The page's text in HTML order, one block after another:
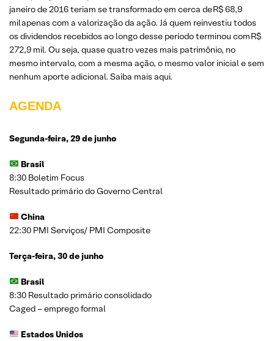
janeiro de 2016 teriam se transformado em cerca de R$ 68,9
mil apenas com a valorização da ação. Já quem reinvestiu todos
os dividendos recebidos ao longo desse período terminou com R$
272,9 mil. Ou seja, quase quatro vezes mais patrimônio, no
mesmo intervalo, com a mesma ação, o mesmo valor inicial e sem
nenhum aporte adicional. Saiba mais aqui.
AGENDA
Segunda-feira, 29 de junho
Brasil
8:30 Boletim Focus
Resultado primário do Governo Central
China
22:30 PMI Serviços/ PMI Composite
Terça-feira, 30 de junho
Brasil
8:30 Resultado primário consolidado
Caged – emprego formal
Estados Unidos